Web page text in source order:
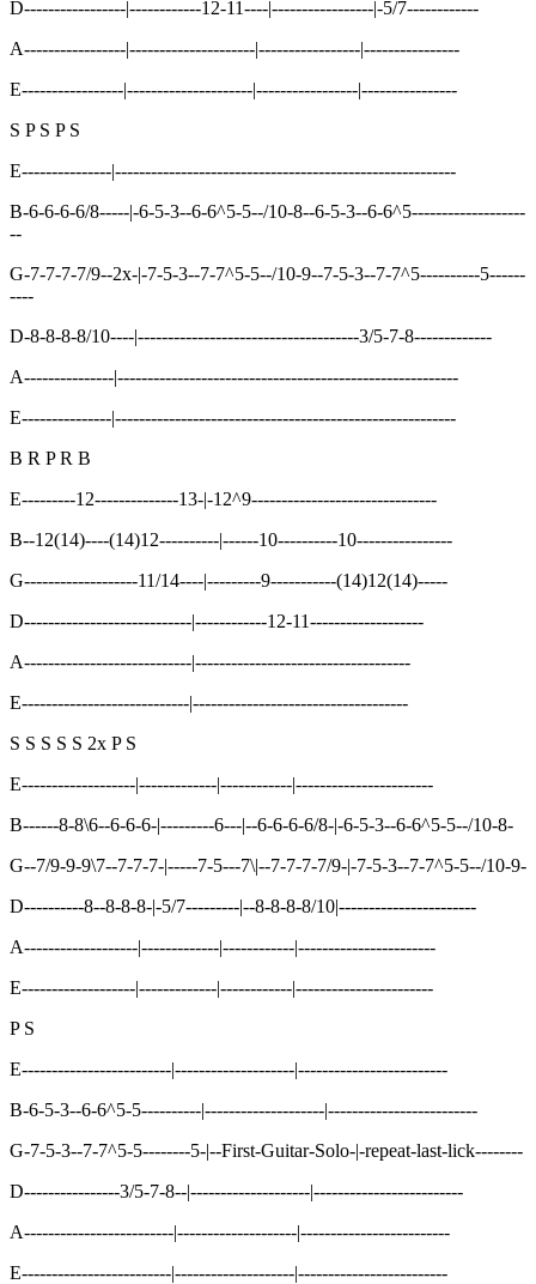
D-----------------|------------12-11----|-----------------|-5/7------------
A-----------------|---------------------|-----------------|----------------
E-----------------|---------------------|-----------------|----------------
S P S P S
E---------------|---------------------------------------------------------
B-6-6-6-6/8-----|-6-5-3--6-6^5-5--/10-8--6-5-3--6-6^5-------------------
--
G-7-7-7-7/9--2x-|-7-5-3--7-7^5-5--/10-9--7-5-3--7-7^5----------5------
----
D-8-8-8-8/10----|-------------------------------------3/5-7-8-------------
A---------------|---------------------------------------------------------
E---------------|---------------------------------------------------------
B R P R B
E---------12--------------13-|-12^9-------------------------------
B--12(14)----(14)12----------|------10----------10----------------
G-------------------11/14----|---------9-----------(14)12(14)-----
D----------------------------|------------12-11-------------------
A----------------------------|------------------------------------
E----------------------------|------------------------------------
S S S S S 2x P S
E-------------------|-------------|------------|-----------------------
B------8-8\6--6-6-6-|---------6---|--6-6-6-6/8-|-6-5-3--6-6^5-5--/10-8-
G--7/9-9-9\7--7-7-7-|-----7-5---7\|--7-7-7-7/9-|-7-5-3--7-7^5-5--/10-9-
D----------8--8-8-8-|-5/7---------|--8-8-8-8/10|-----------------------
A-------------------|-------------|------------|-----------------------
E-------------------|-------------|------------|-----------------------
P S
E-------------------------|--------------------|-------------------------
B-6-5-3--6-6^5-5----------|--------------------|-------------------------
G-7-5-3--7-7^5-5--------5-|--First-Guitar-Solo-|-repeat-last-lick--------
D----------------3/5-7-8--|--------------------|-------------------------
A-------------------------|--------------------|-------------------------
E-------------------------|--------------------|-------------------------